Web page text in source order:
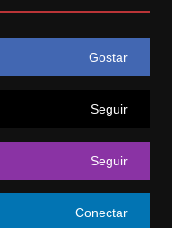
Gostar
Seguir
Seguir
Conectar